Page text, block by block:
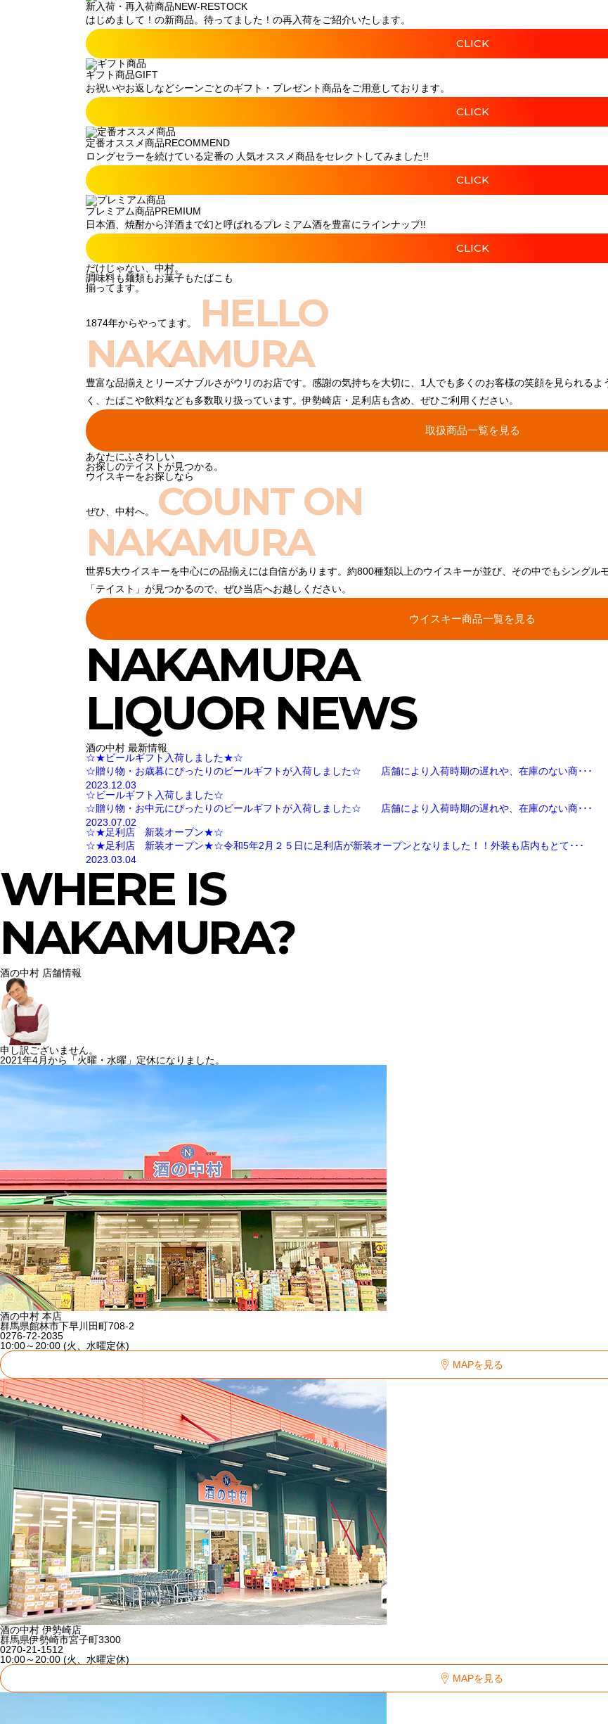
新入荷・再入荷商品NEW-RESTOCK
はじめまして！の新商品。待ってました！の再入荷をご紹介いたします。
CLICK
ギフト商品GIFT
お祝いやお返しなどシーンごとのギフト・プレゼント商品をご用意しております。
CLICK
定番オススメ商品RECOMMEND
ロングセラーを続けている定番の 人気オススメ商品をセレクトしてみました!!
CLICK
プレミアム商品PREMIUM
日本酒、焼酎から洋酒まで幻と呼ばれるプレミアム酒を豊富にラインナップ!!
CLICK
だけじゃない、中村。
調味料も麺類もお菓子もたばこも
揃ってます。
1874年からやってます。
HELLO
NAKAMURA
豊富な品揃えとリーズナブルさがウリのお店です。感謝の気持ちを大切に、1人でも多くのお客様の笑顔を見られる
く、たばこや飲料なども多数取り扱っています。伊勢崎店・足利店も含め、ぜひご利用ください。
取扱商品一覧を見る
あなたにふさわしい
お探しのテイストが見つかる。
ウイスキーをお探しなら
ぜひ、中村へ。
COUNT ON
NAKAMURA
世界5大ウイスキーを中心にの品揃えには自信があります。約800種類以上のウイスキーが並び、その中でもシングル
「テイスト」が見つかるので、ぜひ当店へお越しください。
ウイスキー商品一覧を見る
NAKAMURA
LIQUOR NEWS
酒の中村 最新情報
☆★ビールギフト入荷しました★☆
☆贈り物・お歳暮にぴったりのビールギフトが入荷しました☆ 店舗により入荷時期の遅れや、在庫のない商･･･
2023.12.03
☆ビールギフト入荷しました☆
☆贈り物・お中元にぴったりのビールギフトが入荷しました☆ 店舗により入荷時期の遅れや、在庫のない商･･･
2023.07.02
☆★足利店 新装オープン★☆
☆★足利店 新装オープン★☆令和5年2月２５日に足利店が新装オープンとなりました！！外装も店内もとて･･･
2023.03.04
WHERE IS
NAKAMURA?
酒の中村 店舗情報
申し訳ございません。
2021年4月から「火曜・水曜」定休になりました。
酒の中村 本店
群馬県館林市下早川田町708-2
0276-72-2035
10:00～20:00 (火、水曜定休)
MAPを見る
酒の中村 伊勢崎店
群馬県伊勢崎市宮子町3300
0270-21-1512
10:00～20:00 (火、水曜定休)
MAPを見る